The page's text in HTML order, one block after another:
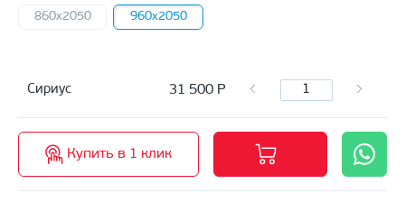
860x2050 960x2050
Сириус 31 500 Р
Купить в 1 клик